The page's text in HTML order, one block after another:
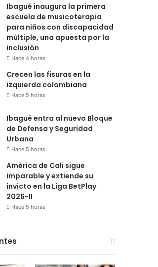
Ibagué inaugura la primera
escuela de musicoterapia
para niños con discapacidad
múltiple, una apuesta por la
inclusión
Hace 4 horas
Crecen las fisuras en la
izquierda colombiana
Hace 5 horas
Ibagué entra al nuevo Bloque
de Defensa y Seguridad
Urbana
Hace 5 horas
América de Cali sigue
imparable y extiende su
invicto en la Liga BetPlay
2026-II
Hace 5 horas